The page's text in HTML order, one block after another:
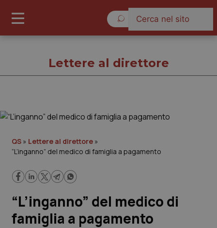
Cronache
Lavoro e Professioni
Lettere al direttore
QS » Lettere al direttore »
“L’inganno” del medico di famiglia a pagamento
“L’inganno” del medico di
famiglia a pagamento